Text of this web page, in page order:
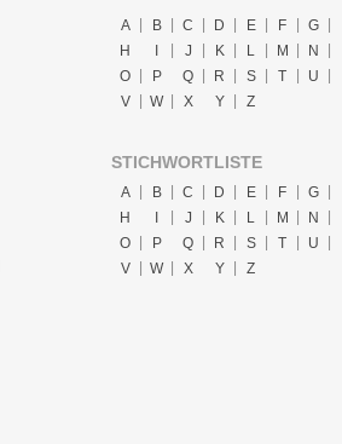
A B C D E F
G
H
J K L M
N
O
P Q R S T
U
V
W X Y Z
STICHWORTLISTE
A B C D E F
G
H
J K L M
N
O
P Q R S T
U
V
W X Y Z